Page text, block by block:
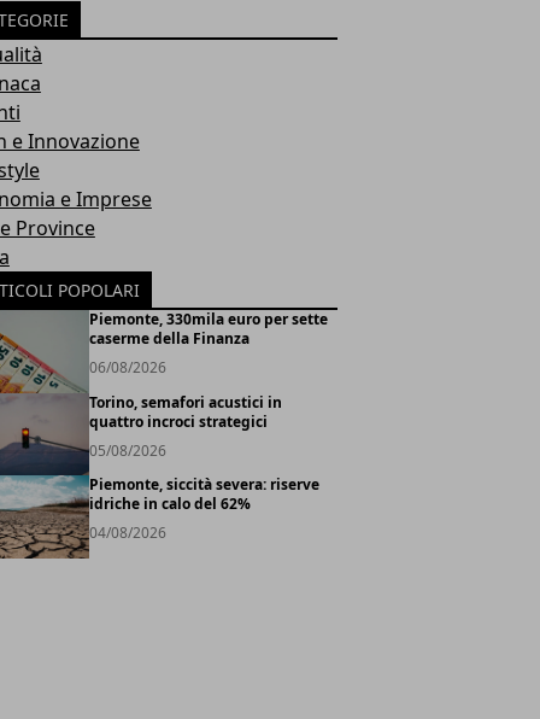
e Innovazione
e Imprese
Province
POPOLARI
Piemonte, 330mila euro per sette
caserme della Finanza
06/08/2026
Torino, semafori acustici in
quattro incroci strategici
05/08/2026
Piemonte, siccità severa: riserve
idriche in calo del 62%
04/08/2026